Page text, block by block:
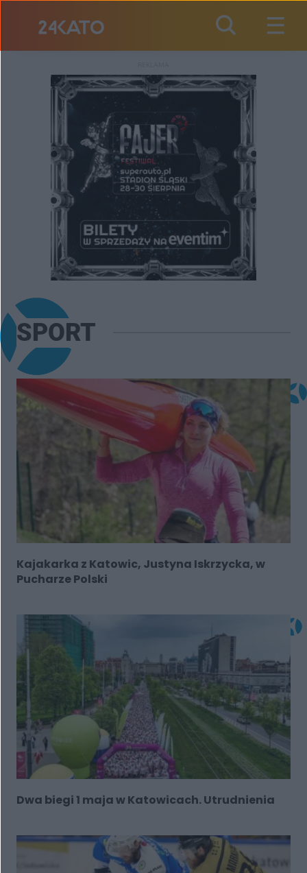
SPORT
Kajakarka z Katowic, Justyna Iskrzycka, w
Pucharze Polski
Dwa biegi 1 maja w Katowicach. Utrudnienia